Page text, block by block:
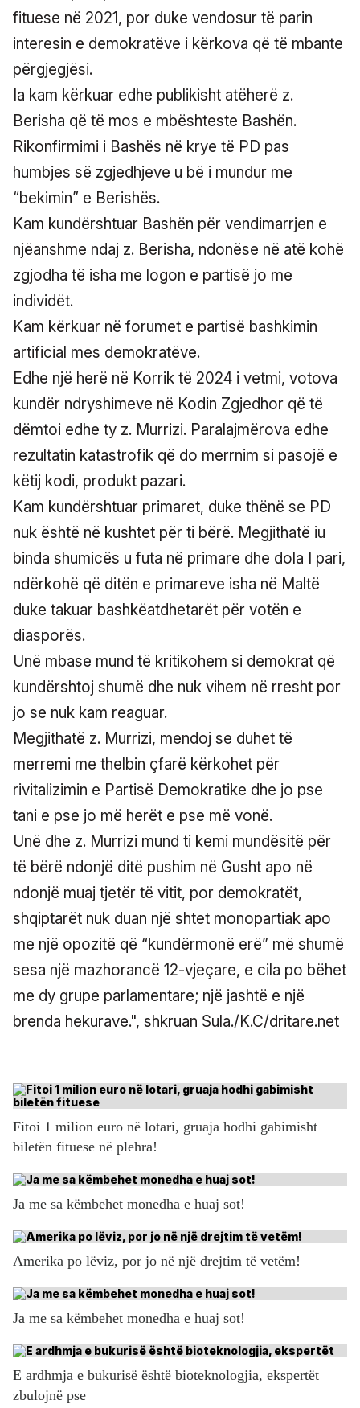
fituese në 2021, por duke vendosur të parin
interesin e demokratëve i kërkova që të mbante
përgjegjësi.
Ia kam kërkuar edhe publikisht atëherë z.
Berisha që të mos e mbështeste Bashën.
Rikonfirmimi i Bashës në krye të PD pas
humbjes së zgjedhjeve u bë i mundur me
“bekimin” e Berishës.
Kam kundërshtuar Bashën për vendimarrjen e
njëanshme ndaj z. Berisha, ndonëse në atë kohë
zgjodha të isha me logon e partisë jo me
individët.
Kam kërkuar në forumet e partisë bashkimin
artificial mes demokratëve.
Edhe një herë në Korrik të 2024 i vetmi, votova
kundër ndryshimeve në Kodin Zgjedhor që të
dëmtoi edhe ty z. Murrizi. Paralajmërova edhe
rezultatin katastrofik që do merrnim si pasojë e
këtij kodi, produkt pazari.
Kam kundërshtuar primaret, duke thënë se PD
nuk është në kushtet për ti bërë. Megjithatë iu
binda shumicës u futa në primare dhe dola I pari,
ndërkohë që ditën e primareve isha në Maltë
duke takuar bashkëatdhetarët për votën e
diasporës.
Unë mbase mund të kritikohem si demokrat që
kundërshtoj shumë dhe nuk vihem në rresht por
jo se nuk kam reaguar.
Megjithatë z. Murrizi, mendoj se duhet të
merremi me thelbin çfarë kërkohet për
rivitalizimin e Partisë Demokratike dhe jo pse
tani e pse jo më herët e pse më vonë.
Unë dhe z. Murrizi mund ti kemi mundësitë për
të bërë ndonjë ditë pushim në Gusht apo në
ndonjë muaj tjetër të vitit, por demokratët,
shqiptarët nuk duan një shtet monopartiak apo
me një opozitë që “kundërmonë erë” më shumë
sesa një mazhorancë 12-vjeçare, e cila po bëhet
me dy grupe parlamentare; një jashtë e një
brenda hekurave.", shkruan Sula./K.C/dritare.net
Fitoi 1 milion euro në lotari, gruaja hodhi gabimisht
biletën fituese në plehra!
Ja me sa këmbehet monedha e huaj sot!
Amerika po lëviz, por jo në një drejtim të vetëm!
Ja me sa këmbehet monedha e huaj sot!
E ardhmja e bukurisë është bioteknologjia, ekspertët
zbulojnë pse